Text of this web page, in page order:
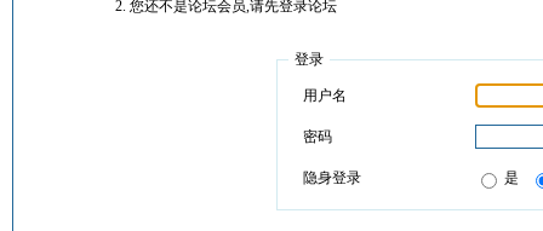
您还不是论坛会员,请先登录论坛
登录
用户名
密码
隐身登录 是